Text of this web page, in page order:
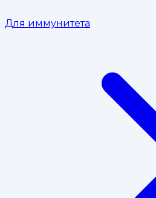
Для иммунитета